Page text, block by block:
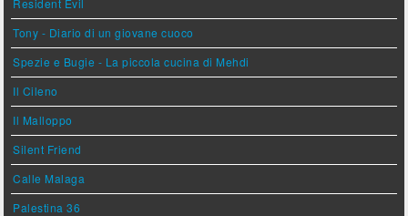
Tony - Diario di un giovane cuoco
Spezie e Bugie - La piccola cucina di Mehdi
Il Cileno
Il Malloppo
Silent Friend
Calle Malaga
Palestina 36